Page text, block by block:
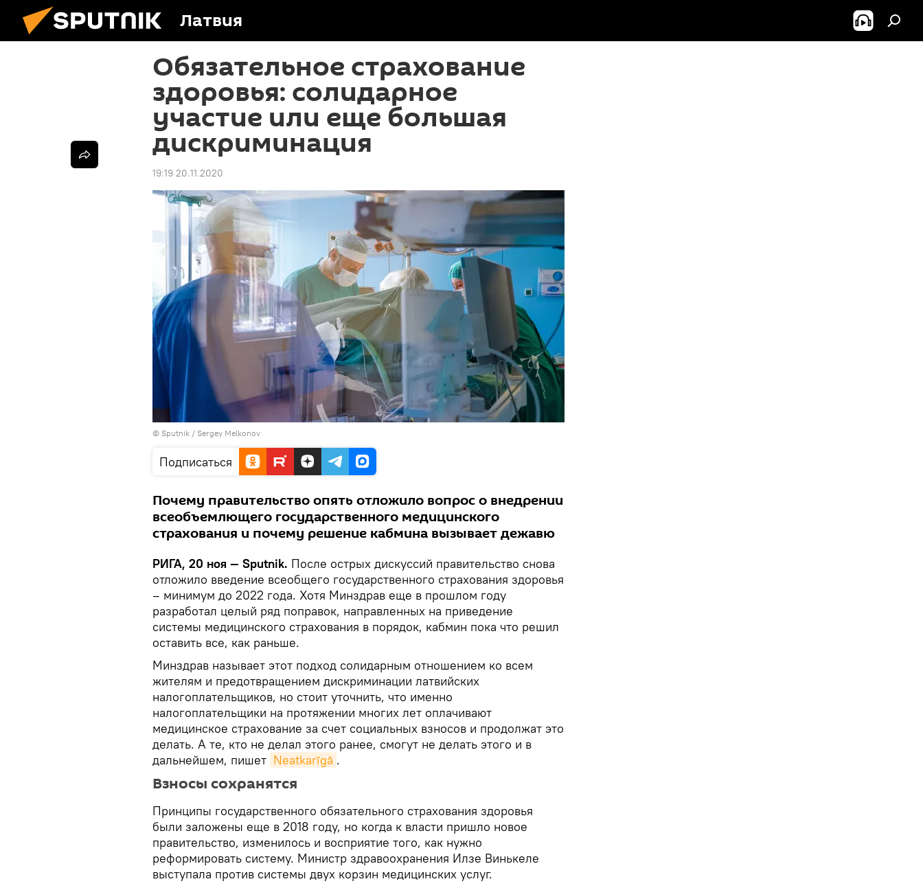
Латвия
Обязательное страхование
здоровья: солидарное
участие или еще большая
дискриминация
19:19 20.11.2020
© Sputnik / Sergey Melkonov
Подписаться
Почему правительство опять отложило вопрос о внедрении
всеобъемлющего государственного медицинского
страхования и почему решение кабмина вызывает дежавю
РИГА, 20 ноя — Sputnik. После острых дискуссий правительство снова
отложило введение всеобщего государственного страхования здоровья
– минимум до 2022 года. Хотя Минздрав еще в прошлом году
разработал целый ряд поправок, направленных на приведение
системы медицинского страхования в порядок, кабмин пока что решил
оставить все, как раньше.
Минздрав называет этот подход солидарным отношением ко всем
жителям и предотвращением дискриминации латвийских
налогоплательщиков, но стоит уточнить, что именно
налогоплательщики на протяжении многих лет оплачивают
медицинское страхование за счет социальных взносов и продолжат это
делать. А те, кто не делал этого ранее, смогут не делать этого и в
дальнейшем, пишет Neatkarīgā .
Взносы сохранятся
Принципы государственного обязательного страхования здоровья
были заложены еще в 2018 году, но когда к власти пришло новое
правительство, изменилось и восприятие того, как нужно
реформировать систему. Министр здравоохранения Илзе Винькеле
выступала против системы двух корзин медицинских услуг.